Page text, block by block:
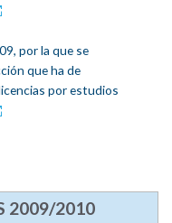
por la que se
que ha de
por estudios
2009/2010